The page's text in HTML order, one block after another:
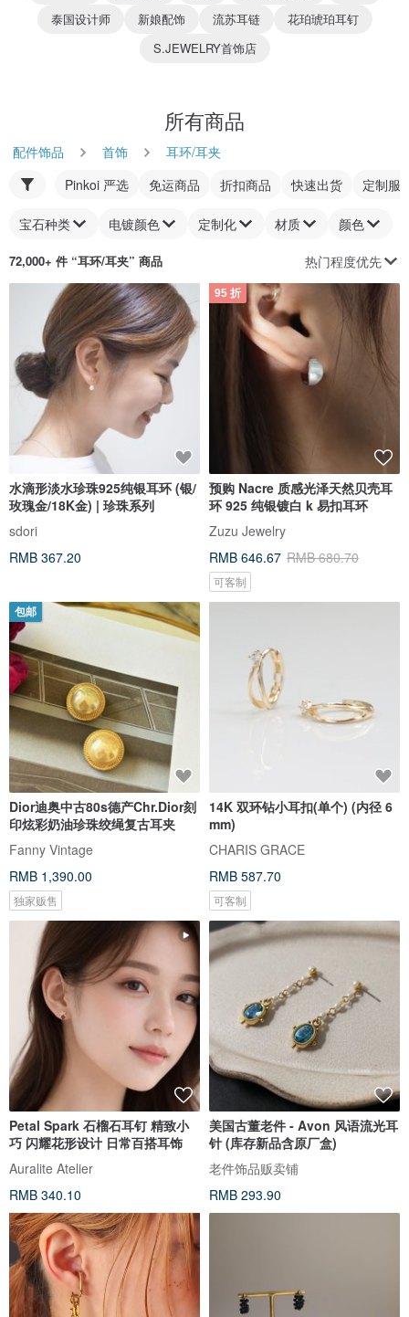
泰国设计师
新娘配饰 流苏耳链
花珀琥珀耳钉
S.JEWELRY首饰店
所有商品
配件饰品 首饰
耳环/耳夹
Pinkoi 严选
免运商品 折扣商品 快速出货 定制服
宝石种类 电镀颜色 定制化 材质 颜色
72,000+ 件 “耳环/耳夹” 商品 热门程度优先
水滴形淡水珍珠925纯银耳环 (银/
玫瑰金/18K金) | 珍珠系列
sdori
RMB 367.20
95 折
预购 Nacre 质感光泽天然贝壳耳
环 925 纯银镀白 k 易扣耳环
Zuzu Jewelry
RMB 646.67 RMB 680.70
可客制
包邮
Dior迪奥中古80s德产Chr.Dior刻
印炫彩奶油珍珠绞绳复古耳夹
Fanny Vintage
RMB 1,390.00
独家贩售
14K 双环钻小耳扣(单个) (内径 6
mm)
CHARIS GRACE
RMB 587.70
可客制
Petal Spark 石榴石耳钉 精致小
巧 闪耀花形设计 日常百搭耳饰
Auralite Atelier
RMB 340.10
美国古董老件 - Avon 风语流光耳
针 (库存新品含原厂盒)
老件饰品贩卖铺
RMB 293.90